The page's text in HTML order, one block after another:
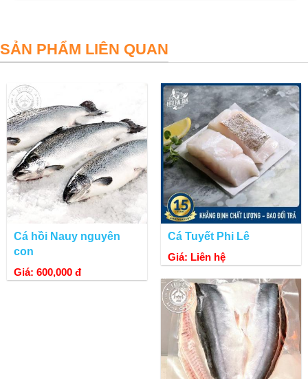
Cá tầm tại Hiếu Hải Sản
SẢN PHẨM LIÊN QUAN
Cá hồi Nauy nguyên
con
Giá: 600,000 đ
Cá Tuyết Phi Lê
Giá: Liên hệ